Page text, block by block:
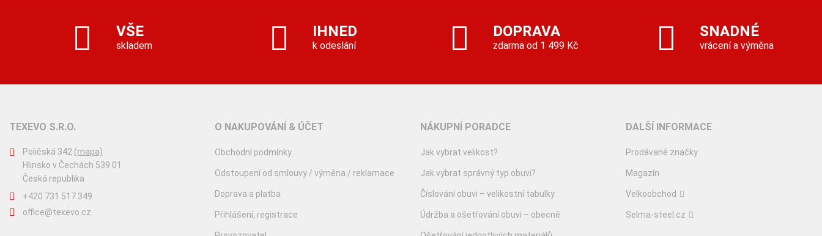
VŠE
skladem
IHNED
k odeslání
DOPRAVA
zdarma od 1 499 Kč
SNADNÉ
vrácení a výměna
TEXEVO S.R.O.
Poličská 342 (mapa)
Hlinsko v Čechách 539 01
Česká republika
+420 731 517 349
office@texevo.cz
O NAKUPOVÁNÍ & ÚČET
Obchodní podmínky
Odstoupení od smlouvy / výměna / reklamace
Doprava a platba
Přihlášení, registrace
NÁKUPNÍ PORADCE
Jak vybrat velikost?
Jak vybrat správný typ obuvi?
Číslování obuvi – velikostní tabulky
Údržba a ošetřování obuvi – obecně
DALŠÍ INFORMACE
Prodávané značky
Magazín
Velkoobchod
Selma-steel.cz